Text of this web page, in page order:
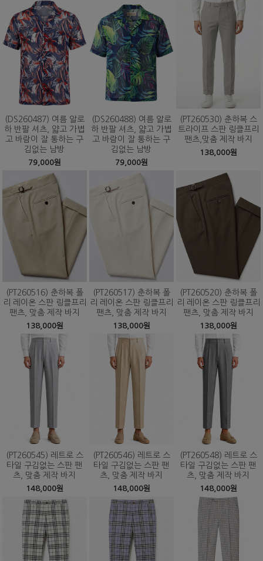
(DS260487) 여름 알로
하 반팔 셔츠, 얇고 가볍
고 바람이 잘 통하는 구
김없는 남방
79,000원
(DS260488) 여름 알로
하 반팔 셔츠, 얇고 가볍
고 바람이 잘 통하는 구
김없는 남방
79,000원
(PT260530) 춘하복 스
트라이프 스판 링클프리
팬츠,맞춤 제작 바지
138,000원
(PT260516) 춘하복 폴
리 레이온 스판 링클프리
팬츠, 맞춤 제작 바지
138,000원
(PT260517) 춘하복 폴
리 레이온 스판 링클프리
팬츠, 맞춤 제작 바지
138,000원
(PT260520) 춘하복 폴
리 레이온 스판 링클프리
팬츠, 맞춤 제작 바지
138,000원
(PT260545) 레트로 스
타일 구김없는 스판 팬
츠, 맞춤 제작 바지
148,000원
(PT260546) 레트로 스
타일 구김없는 스판 팬
츠, 맞춤 제작 바지
148,000원
(PT260548) 레트로 스
타일 구김없는 스판 팬
츠, 맞춤 제작 바지
148,000원